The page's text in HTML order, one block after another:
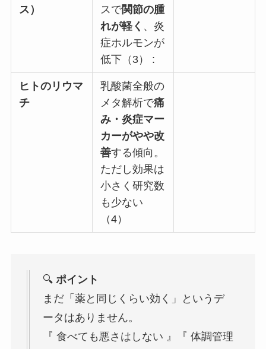
ス）
スで関節の腫
れが軽く 、炎
症ホルモンが
低下（3） :
ヒトのリウマ
チ
乳酸菌全般の
メタ解析で痛
み・炎症マー
カーがやや改
善する傾向。
ただし効果は
小さく研究数
も少ない
（4）
🔍 ポイント
まだ「薬と同じくらい効く」というデ
ータはありません。
『 食べても悪さはしない 』『 体調管理